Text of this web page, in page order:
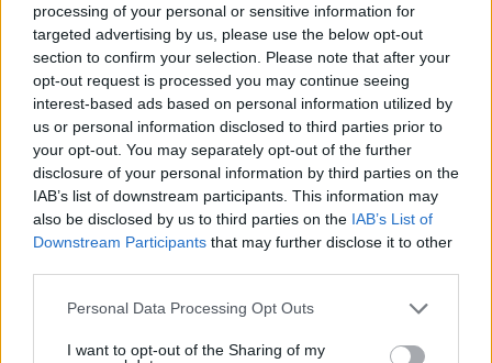
processing of your personal or sensitive information for
targeted advertising by us, please use the below opt-out
section to confirm your selection. Please note that after your
opt-out request is processed you may continue seeing
interest-based ads based on personal information utilized by
us or personal information disclosed to third parties prior to
your opt-out. You may separately opt-out of the further
disclosure of your personal information by third parties on the
IAB’s list of downstream participants. This information may
also be disclosed by us to third parties on the IAB’s List of
Downstream Participants that may further disclose it to other
Please note that this website/app uses one or more Google
not limited to your visit or usage behaviour. You may click to
Personal Data Processing Opt Outs
I want to opt-out of the Sharing of my
Συγκινήθηκε on air ο Δημήτρης Αλεξάνδρου - «Εύχομαι
ο Θεός να με αξιώσει να δω τον γιο μου εύζωνα»
Το μοντέλο θυμήθηκε την περίοδο που ήταν ο ίδιος
εύζωνας, με αφορμή ένα ρεπορτάζ για την 25η
Μαρτίου - Δείτε το βίντεο
25.03.2023, 13:34 10